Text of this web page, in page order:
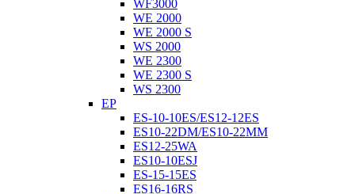
WF3000
WE 2000
WE 2000 S
WS 2000
WE 2300
WE 2300 S
WS 2300
EP
ES-10-10ES/ES12-12ES
ES10-22DM/ES10-22MM
ES12-25WA
ES10-10ESJ
ES-15-15ES
ES16-16RS